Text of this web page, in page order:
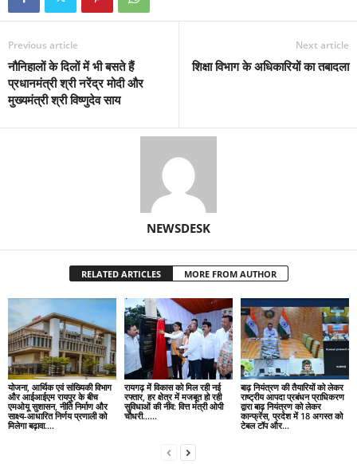
Previous article
नौनिहालों के दिलों में भी बसते हैं
प्रधानमंत्री श्री नरेंद्र मोदी और
मुख्यमंत्री श्री विष्णुदेव साय
Next article
शिक्षा विभाग के अधिकारियों का तबादला
NEWSDESK
RELATED ARTICLES MORE FROM AUTHOR
योजना, आर्थिक एवं सांख्यिकी विभाग
और आईआईएम रायपुर के बीच
एमओयू सुशासन, नीति निर्माण और
साक्ष्य-आधारित निर्णय प्रणाली को
मिलेगा बढ़ावा….
रायगढ़ में विकास को मिल रही नई
रफ्तार, हर क्षेत्र में मजबूत हो रही
सुविधाओं की नींव: वित्त मंत्री ओपी
चौधरी……
बाढ़ नियंत्रण की तैयारियों को लेकर
राष्ट्रीय आपदा प्रबंधन प्राधिकरण
द्वारा बाढ़ नियंत्रण को लेकर
कान्फ्रेंस, प्रदेश में 18 अगस्त को
टेबल टॉप और...